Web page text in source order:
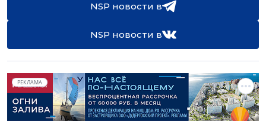
NSP новости в
NSP новости в
РЕКЛАМА